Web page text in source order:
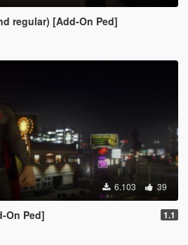
regular) [Add-On Ped]
6.103 39
On Ped] 1.1